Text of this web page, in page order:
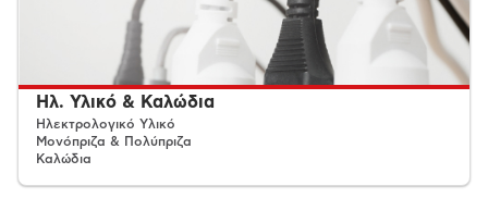
Ηλ. Υλικό & Καλώδια
Ηλεκτρολογικό Υλικό
Μονόπριζα & Πολύπριζα
Καλώδια